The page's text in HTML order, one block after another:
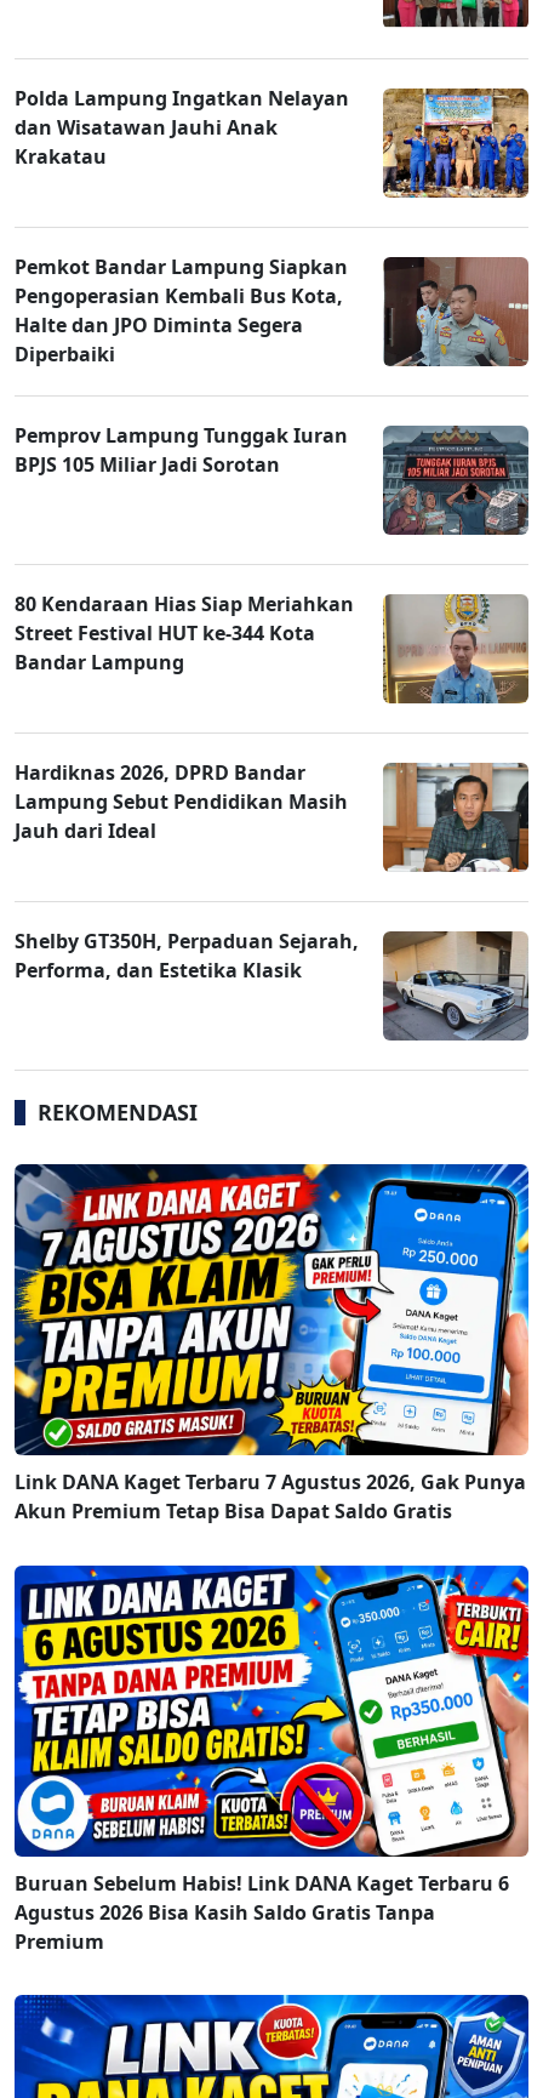
Polda Lampung Ingatkan Nelayan
dan Wisatawan Jauhi Anak
Krakatau
Pemkot Bandar Lampung Siapkan
Pengoperasian Kembali Bus Kota,
Halte dan JPO Diminta Segera
Diperbaiki
Pemprov Lampung Tunggak Iuran
BPJS 105 Miliar Jadi Sorotan
80 Kendaraan Hias Siap Meriahkan
Street Festival HUT ke-344 Kota
Bandar Lampung
Hardiknas 2026, DPRD Bandar
Lampung Sebut Pendidikan Masih
Jauh dari Ideal
Shelby GT350H, Perpaduan Sejarah,
Performa, dan Estetika Klasik
REKOMENDASI
Link DANA Kaget Terbaru 7 Agustus 2026, Gak Punya
Akun Premium Tetap Bisa Dapat Saldo Gratis
Buruan Sebelum Habis! Link DANA Kaget Terbaru 6
Agustus 2026 Bisa Kasih Saldo Gratis Tanpa
Premium